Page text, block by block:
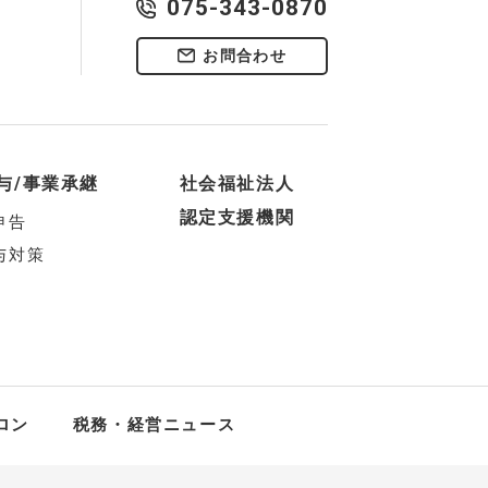
075-343-0870
お問合わせ
/事業承継
告
対策
社会福祉法人
認定支援機関
ン 税務・経営ニュース